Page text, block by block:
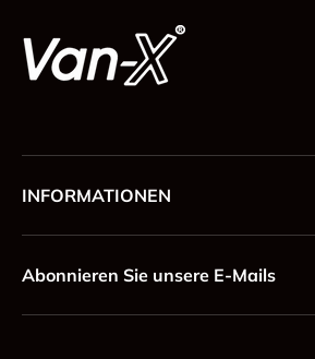
INFORMATIONEN
Abonnieren Sie unsere E-Mails